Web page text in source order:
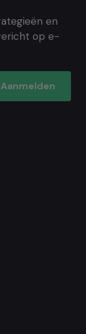
en
op e-